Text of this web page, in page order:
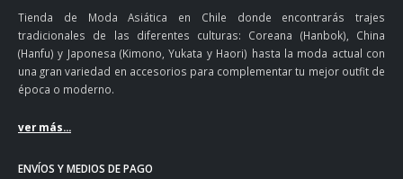
Tienda de Moda Asiática en Chile donde encontrarás trajes
tradicionales de las diferentes culturas: Coreana (Hanbok), China
(Hanfu) y Japonesa (Kimono, Yukata y Haori) hasta la moda actual con
una gran variedad en accesorios para complementar tu mejor outfit de
época o moderno.
ver más...
ENVÍOS Y MEDIOS DE PAGO